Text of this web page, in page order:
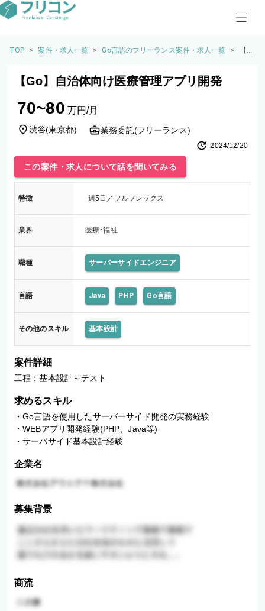
TOP > 案件・求人一覧 > Go言語のフリーランス案件・求人一覧 >
【G
管
【Go】自治体向け医療管理アプリ開発
70~80 万円/月
渋谷(東京都) 業務委託(フリーランス)
2024/12/20
この案件・求人について話を聞いてみる
特徴 週5日／フルフレックス
業界 医療･福祉
職種 サーバーサイドエンジニア
言語 Java PHP Go言語
その他のスキル 基本設計
案件詳細
工程：基本設計～テスト
求めるスキル
・Go言語を使用したサーバーサイド開発の実務経験
・WEBアプリ開発経験(PHP、Java等)
・サーバサイド基本設計経験
企業名
募集背景
商流